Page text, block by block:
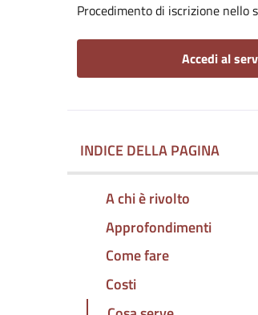
Procedimento di iscrizione
Accedi al
INDICE DELLA PAGINA
A chi è rivolto
Approfondimenti
Come fare
Costi